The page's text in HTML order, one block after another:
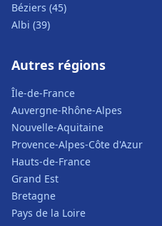
Béziers (45)
Albi (39)
Autres régions
Île-de-France
Auvergne-Rhône-Alpes
Nouvelle-Aquitaine
Provence-Alpes-Côte d'Azur
Hauts-de-France
Grand Est
Bretagne
Pays de la Loire